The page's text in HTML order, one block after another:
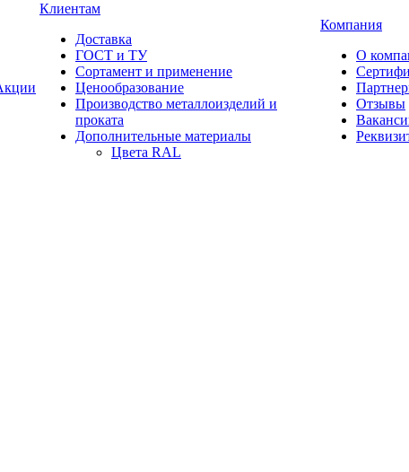
Клиентам
Доставка
ГОСТ и ТУ
Сортамент и применение
Ценообразование
Производство металлоизделий и
проката
Дополнительные материалы
Цвета RAL
Компания
О
Отзывы